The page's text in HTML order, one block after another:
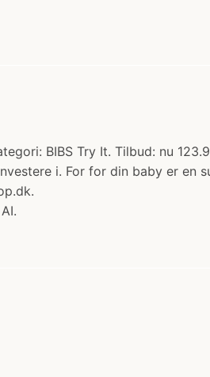
BIBS Try It. Tilbud: nu
i. For for din baby er